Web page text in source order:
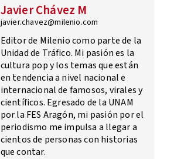
Javier Chávez M
javier.chavez@milenio.com
Editor de Milenio como parte de la
Unidad de Tráfico. Mi pasión es la
cultura pop y los temas que están
en tendencia a nivel nacional e
internacional de famosos, virales y
científicos. Egresado de la UNAM
por la FES Aragón, mi pasión por el
periodismo me impulsa a llegar a
cientos de personas con historias
que contar.